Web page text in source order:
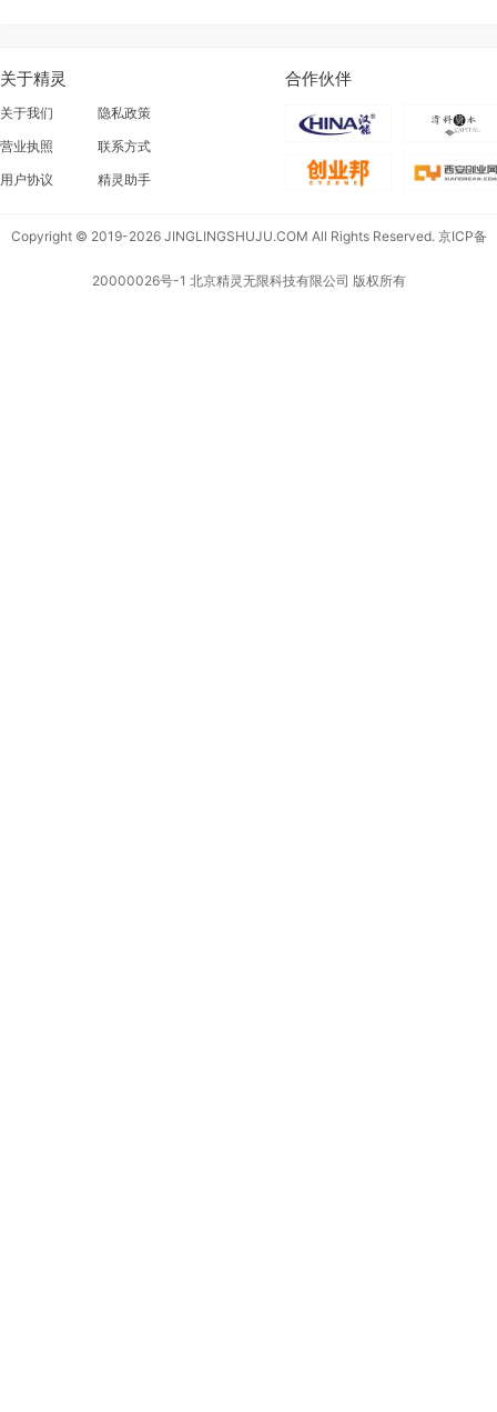
关于精灵
关于我们
营业执照
用户协议
隐私政策
联系方式
精灵助手
合作伙伴
Copyright © 2019-2026 JINGLINGSHUJU.COM All Rights Reserved.京ICP备
20000026号-1 北京精灵无限科技有限公司 版权所有